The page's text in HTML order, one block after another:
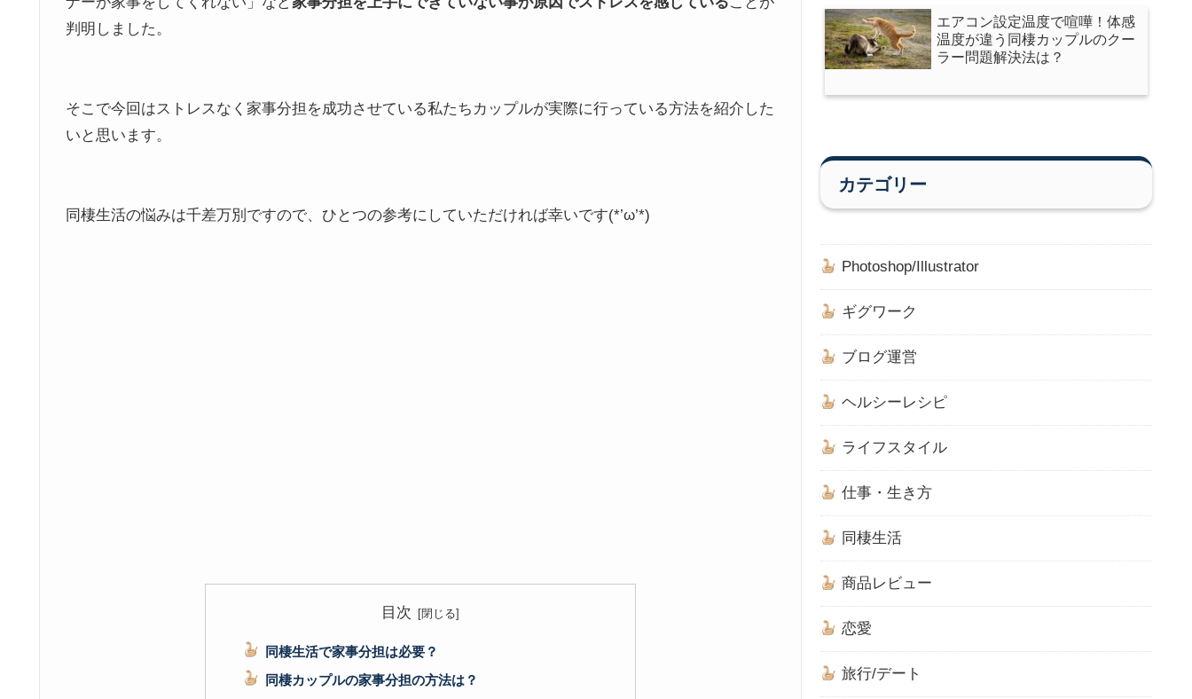
判明しました。
そこで今回はストレスなく家事分担を成功させている私たちカップルが実際に行っている方法を紹介した
いと思います。
同棲生活の悩みは千差万別ですので、ひとつの参考にしていただければ幸いです(*’ω’*)
目次
同棲生活で家事分担は必要？
同棲カップルの家事分担の方法は？
エアコン設定温度で喧嘩！体感
温度が違う同棲カップルのクー
ラー問題解決法は？
カテゴリー
Photoshop/Illustrator
ギグワーク
ブログ運営
ヘルシーレシピ
ライフスタイル
仕事・生き方
同棲生活
商品レビュー
恋愛
旅行/デート